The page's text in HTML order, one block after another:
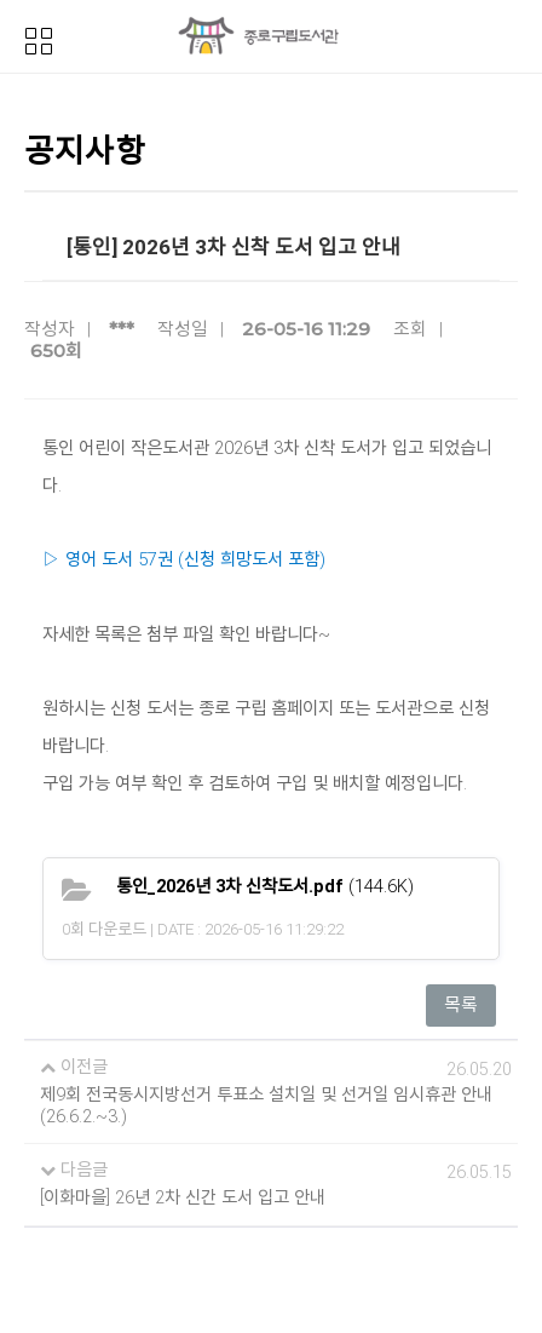
공지사항
[통인] 2026년 3차 신착 도서 입고 안내
작성자 *** 작성일 26-05-16 11:29 조회
650회
통인 어린이 작은도서관 2026년 3차 신착 도서가 입고 되었습니
다.
▷ 영어 도서 57권 (신청 희망도서 포함)
자세한 목록은 첨부 파일 확인 바랍니다~
​원하시는 신청 도서는 종로 구립 홈페이지 또는 도서관으로 신청
바랍니다.
구입 가능 여부 확인 후 검토하여 구입 및 배치할 예정입니다.
통인_2026년 3차 신착도서.pdf (144.6K)
0회 다운로드 | DATE : 2026-05-16 11:29:22
목록
이전글
제9회 전국동시지방선거 투표소 설치일 및 선거일 임시휴관 안내
(26.6.2.~3.)
26.05.20
다음글
[이화마을] 26년 2차 신간 도서 입고 안내
26.05.15